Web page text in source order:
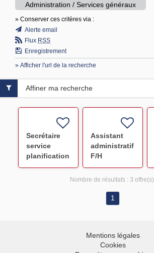
Administration / Services généraux
» Conserver ces critères via :
Alerte email
Flux RSS
Enregistrement
» Afficher l'url de la recherche
Secrétaire
service
planification
de collectes
Assistant
administratif
F/H
Affiner ma recherche
Nombre de résultats : 3 offre(s)
1
Mentions légales
Cookies